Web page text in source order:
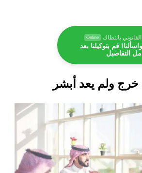
بانتظاك Online
قم بتوكيلنا بعد
التفاصيل
ولم يعد أبشر